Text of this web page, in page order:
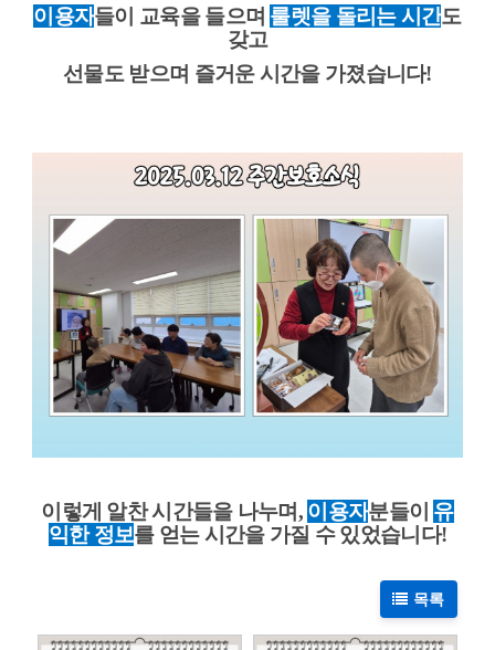
이용자들이 교육을 들으며 룰렛을 돌리는 시간도
갖고
선물도 받으며 즐거운 시간을 가졌습니다!
이렇게 알찬 시간들을 나누며, 이용자분들이 유
익한 정보를 얻는 시간을 가질 수 있었습니다!
목록